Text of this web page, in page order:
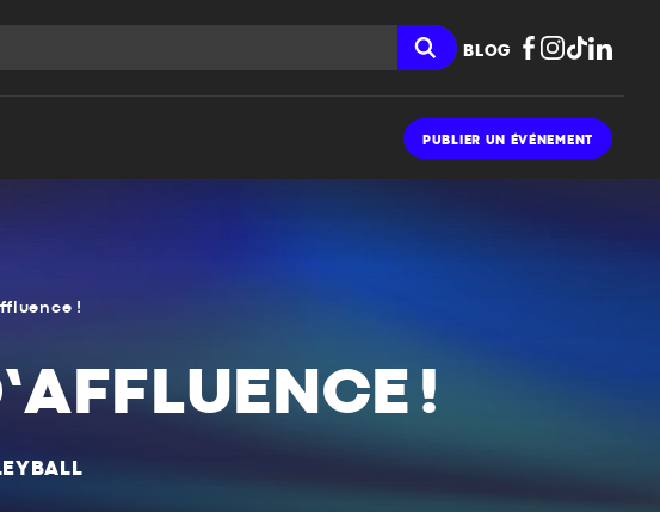
BLOG
PUBLIER UN ÉVÉNEMENT
!
!